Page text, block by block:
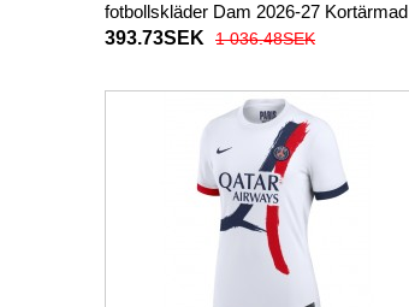
fotbollskläder Dam 2026-27 Kortärmad
393.73SEK
1 036.48SEK